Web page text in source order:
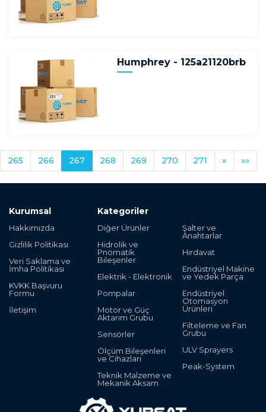
Humphrey - 125a21120brb
265 266 267 268 269 270 271 » »»
Kurumsal
Hakkımızda
Gizlilik Politikası
Veri Saklama ve
İmha Politikası
KVKK Başvuru
Formu
İletişim
Kategoriler
Diğer Ürünler
Hidrolik ve
Pnömatik
Bileşenler
Elektrik - Elektronik
Pompalar
Motor ve Güç
Aktarım Grubu
Sensörler
Ölçüm Bileşenleri
ve Cihazları
Teknik Malzeme ve
Mekanik Aksam
Şalter ve
Anahtarlar
Hırdavat
Endüstriyel Makine
ve Yedek Parça
Endüstriyel
Otomasyon
Ürünleri
Filteleme ve Fan
Grubu
ULV Sprayers
Peak-System